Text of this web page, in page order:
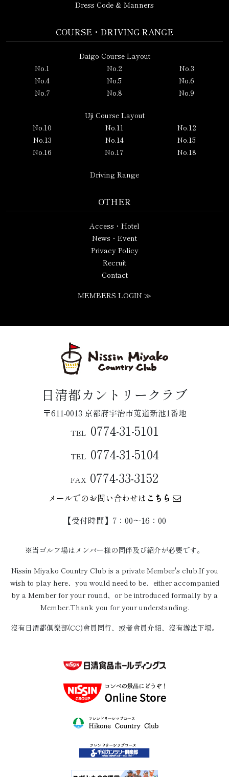
Dress Code & Manners
COURSE・DRIVING RANGE
Daigo Course Layout
No.1
No.2
No.3
No.4
No.5
No.6
No.7
No.8 No.9
Uji Course Layout
No.10
No.11
No.12
No.13
No.14
No.15
No.16
No.17 No.18
Driving Range
OTHER
Access・Hotel
News・Event
Privacy Policy
Recruit
Contact
MEMBERS LOGIN ≫
日清都カントリークラブ
〒611-0013 京都府宇治市莵道新池1番地
TEL 0774-31-5101
TEL 0774-31-5104
FAX 0774-33-3152
メールでのお問い合わせは こちら
【受付時間】7：00〜16：00
※当ゴルフ場はメンバー様の同伴及び紹介が必要です。
Nissin Miyako Country Club is a private Member's club.If you
wish to play here、you would need to be、either accompanied
by a Member for your round、or be introduced formally by a
Member.Thank you for your understanding.
沒有日清都俱樂部(CC)會員同行、或者會員介紹、沒有辦法下場。